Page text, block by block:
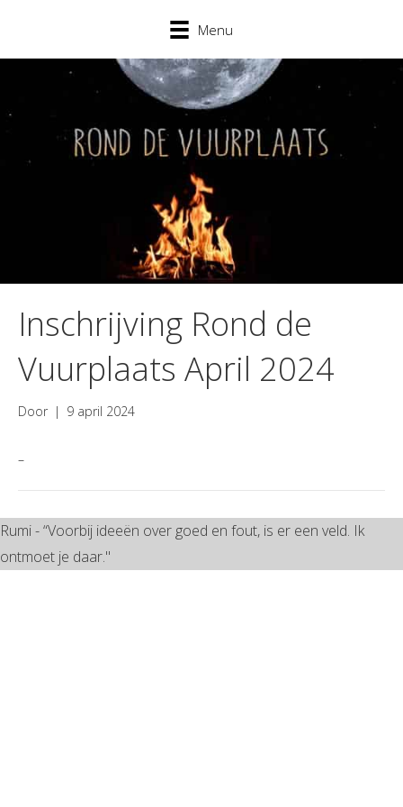
Menu
Inschrijving Rond de
Vuurplaats April 2024
Door | 9 april 2024
–
Rumi - “Voorbij ideeën over goed en fout, is er een veld. Ik
ontmoet je daar."